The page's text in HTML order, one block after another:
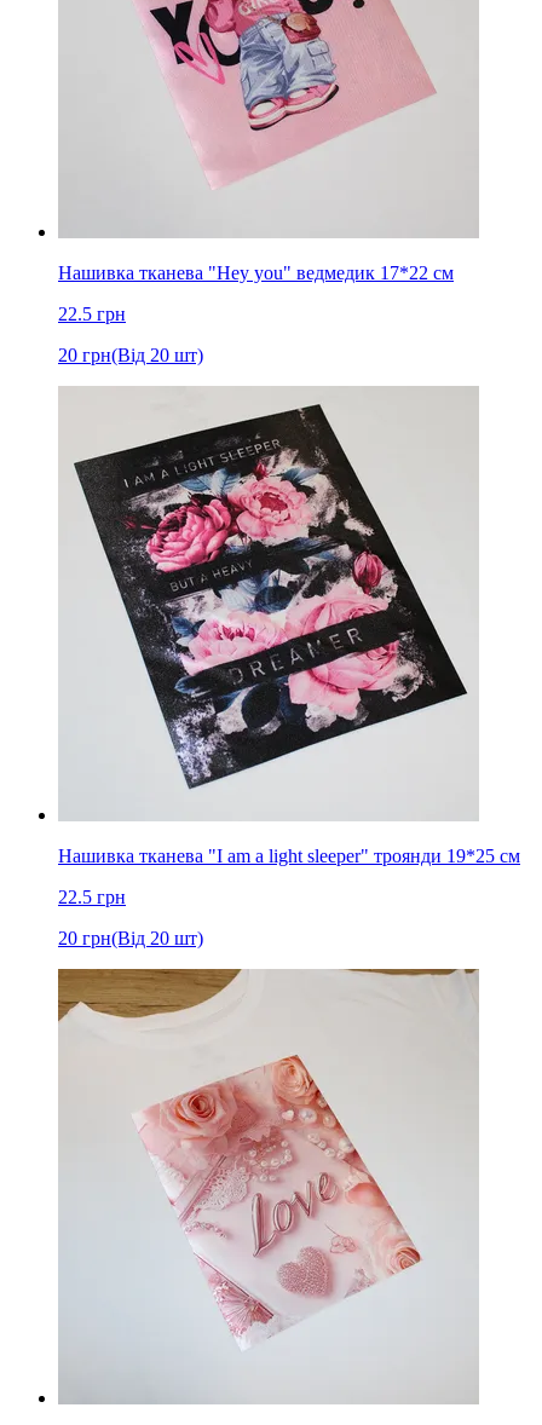
Нашивка тканева "Hey you" ведмедик 17*22 см
22.5 грн
20 грн(Від 20 шт)
Нашивка тканева "I am a light sleeper" троянди 19*25 см
22.5 грн
20 грн(Від 20 шт)